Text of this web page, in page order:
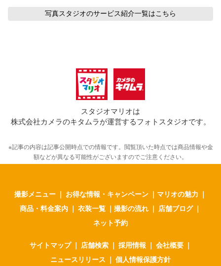
写真スタジオのサービス紹介一覧はこちら
スタジオマリオは
株式会社カメラのキタムラが運営するフォトスタジオです。
※記事の内容は記事公開時点での情報です。閲覧頂いた時点では商品情報や金
額などが異なる可能性がございますのでご注意ください。
撮影メニュー ｜ お得な情報・キャンペーン ｜ マリオの魅力 ｜
商品・料金案内 ｜ 衣装一覧 ｜ 撮影の流れ ｜ 店舗ブログ ｜
ネット予約
サイトマップ ｜ 店舗検索 ｜ 採用情報 ｜ 会社概要 ｜
ニュースリリース ｜ 個人情報保護方針